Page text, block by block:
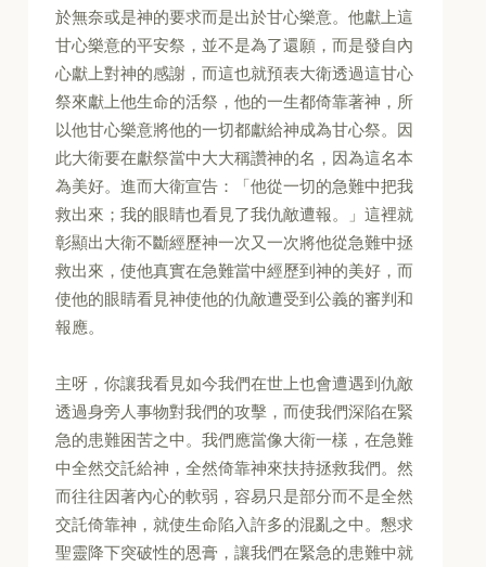
於無奈或是神的要求而是出於甘心樂意。他獻上這
甘心樂意的平安祭，並不是為了還願，而是發自內
心獻上對神的感謝，而這也就預表大衛透過這甘心
祭來獻上他生命的活祭，他的一生都倚靠著神，所
以他甘心樂意將他的一切都獻給神成為甘心祭。因
此大衛要在獻祭當中大大稱讚神的名，因為這名本
為美好。進而大衛宣告：「他從一切的急難中把我
救出來；我的眼睛也看見了我仇敵遭報。」這裡就
彰顯出大衛不斷經歷神一次又一次將他從急難中拯
救出來，使他真實在急難當中經歷到神的美好，而
使他的眼睛看見神使他的仇敵遭受到公義的審判和
報應。
主呀，你讓我看見如今我們在世上也會遭遇到仇敵
透過身旁人事物對我們的攻擊，而使我們深陷在緊
急的患難困苦之中。我們應當像大衛一樣，在急難
中全然交託給神，全然倚靠神來扶持拯救我們。然
而往往因著內心的軟弱，容易只是部分而不是全然
交託倚靠神，就使生命陷入許多的混亂之中。懇求
聖靈降下突破性的恩膏，讓我們在緊急的患難中就